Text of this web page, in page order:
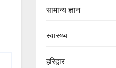
सामान्य ज्ञान
स्वास्थ्य
हरिद्वार